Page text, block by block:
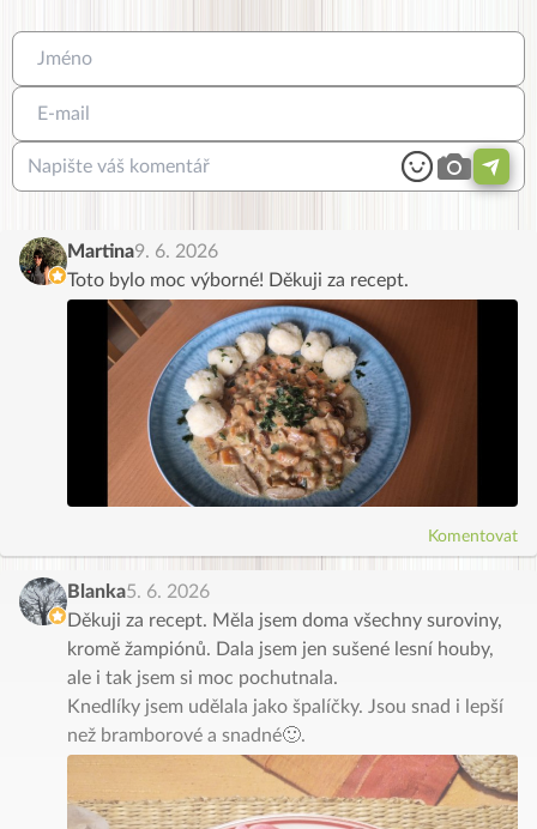
Martina9. 6. 2026
Toto bylo moc výborné! Děkuji za recept.
Komentovat
Blanka5. 6. 2026
Děkuji za recept. Měla jsem doma všechny suroviny,
kromě žampiónů. Dala jsem jen sušené lesní houby,
ale i tak jsem si moc pochutnala.
Knedlíky jsem udělala jako špalíčky. Jsou snad i lepší
než bramborové a snadné🙂.